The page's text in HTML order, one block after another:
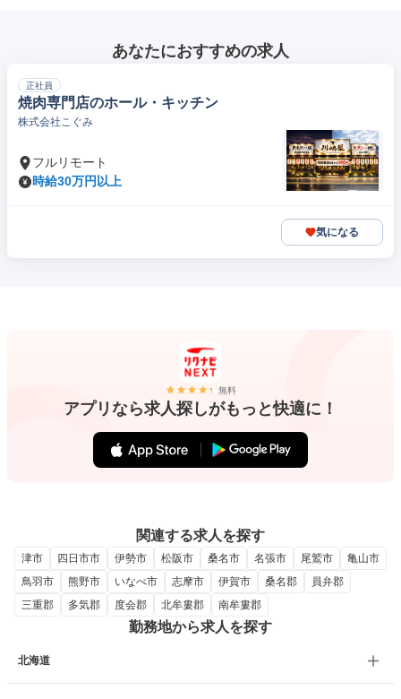
あなたにおすすめの求人
正社員
焼肉専門店のホール・キッチン
株式会社こぐみ
フルリモート
時給30万円以上
気になる
無料
アプリなら求人探しがもっと快適に！
関連する求人を探す
津市 四日市市 伊勢市 松阪市 桑名市 名張市 尾鷲市
亀山市
鳥羽市
熊野市 いなべ市 志摩市 伊賀市 桑名郡
員弁郡
三重郡
多気郡 度会郡 北牟婁郡 南牟婁郡
勤務地から求人を探す
北海道